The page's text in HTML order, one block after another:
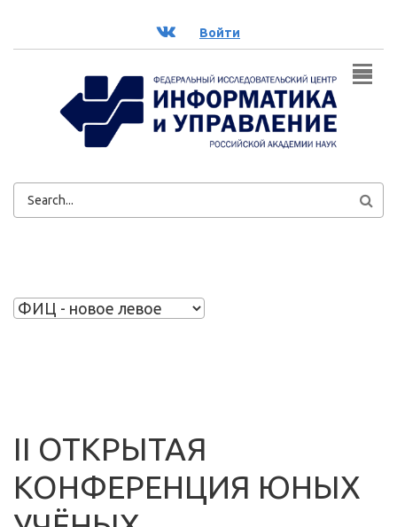
ВК Войти
ФОРМА
II ОТКРЫТАЯ
КОНФЕРЕНЦИЯ ЮНЫХ